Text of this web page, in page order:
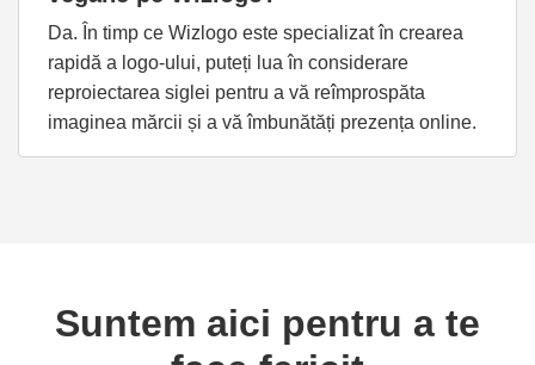
Da. În timp ce Wizlogo este specializat în crearea
rapidă a logo-ului, puteți lua în considerare
reproiectarea siglei pentru a vă reîmprospăta
imaginea mărcii și a vă îmbunătăți prezența online.
Suntem aici pentru a te